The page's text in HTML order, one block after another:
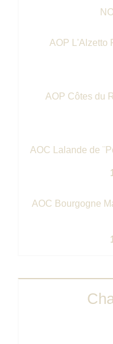
AOP L'Alzetto
AOP Côtes du
AOC Lalande de
AOC Bourgogne